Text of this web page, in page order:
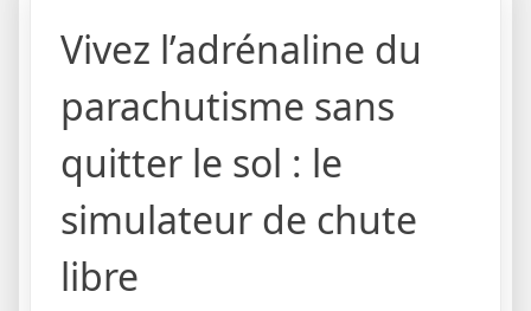
Vivez l’adrénaline du
parachutisme sans
quitter le sol : le
simulateur de chute
libre